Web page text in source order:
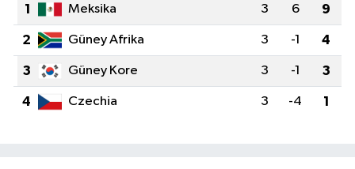
1 Meksika 3 6 9
2 Güney Afrika 3 -1 4
3 Güney Kore 3 -1 3
4 Czechia 3 -4 1
Eğitim
Tüm Manşetler
Son Dakika Haberleri
Haber Arşivi